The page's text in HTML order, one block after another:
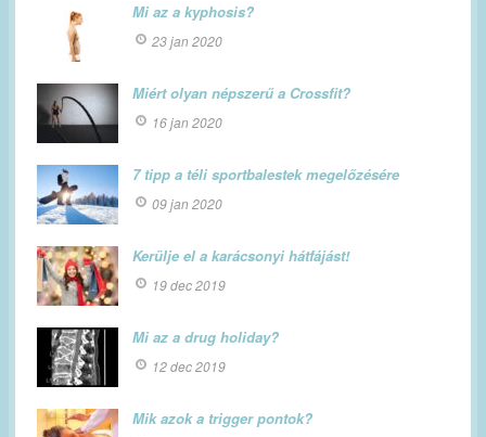
Mi az a kyphosis?
23 jan 2020
Miért olyan népszerű a Crossfit?
16 jan 2020
7 tipp a téli sportbalestek megelőzésére
09 jan 2020
Kerülje el a karácsonyi hátfájást!
19 dec 2019
Mi az a drug holiday?
12 dec 2019
Mik azok a trigger pontok?